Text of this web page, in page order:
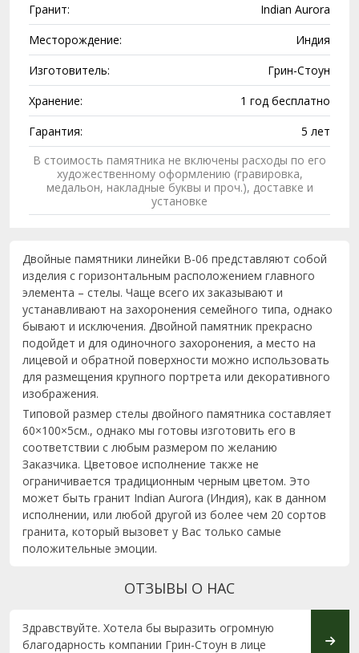
Гранит:
Indian Aurora
Месторождение:
Индия
Изготовитель:
Грин-Стоун
Хранение:
1 год бесплатно
Гарантия:
5 лет
В стоимость памятника не включены расходы по его
художественному оформлению (гравировка,
медальон, накладные буквы и проч.), доставке и
установке
Двойные памятники линейки B-06 представляют собой
изделия с горизонтальным расположением главного
элемента – стелы. Чаще всего их заказывают и
устанавливают на захоронения семейного типа, однако
бывают и исключения. Двойной памятник прекрасно
подойдет и для одиночного захоронения, а место на
лицевой и обратной поверхности можно использовать
для размещения крупного портрета или декоративного
изображения.
Типовой размер стелы двойного памятника составляет
60×100×5см., однако мы готовы изготовить его в
соответствии с любым размером по желанию
Заказчика. Цветовое исполнение также не
ограничивается традиционным черным цветом. Это
может быть гранит Indian Aurora (Индия), как в данном
исполнении, или любой другой из более чем 20 сортов
гранита, который вызовет у Вас только самые
положительные эмоции.
ОТЗЫВЫ О НАС
Здравствуйте. Хотела бы выразить огромную
благодарность компании Грин-Стоун в лице